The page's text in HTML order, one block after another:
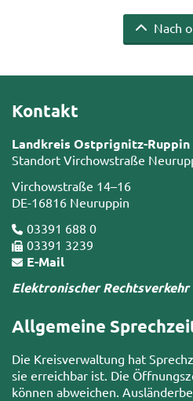
Nach
Kontakt
Landkreis Ostprignitz-Ruppin
Standort Virchowstraße
Virchowstraße 14–16
DE-16816 Neuruppin
03391 688 0
03391 3239
E-Mail
Elektronischer Rechtsverkehr
Allgemeine
Die Kreisverwaltung hat
sie erreichbar ist. Die
können abweichen.